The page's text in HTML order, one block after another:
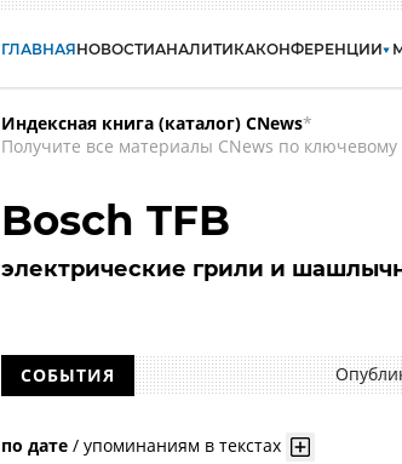
ГЛАВНАЯНОВОСТИАНАЛИТИКАКОНФЕРЕНЦИИ
Индексная книга (каталог) CNews*
Получите все материалы CNews по ключевому
Bosch TFB
электрические грили и
СОБЫТИЯ
по дате / упоминаниям в текстах